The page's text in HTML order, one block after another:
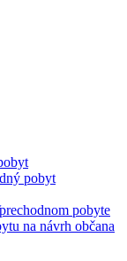
pobyt
pobyte
na návrh občana